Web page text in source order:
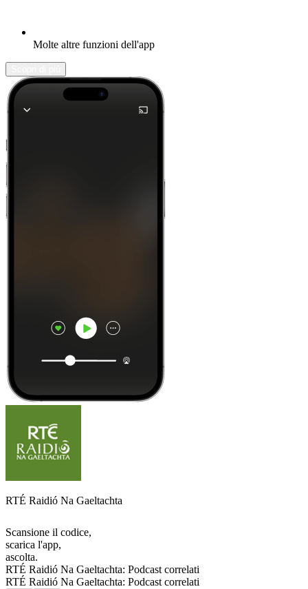
Molte altre funzioni dell'app
RTÉ Raidió Na Gaeltachta
Scansione il codice,
scarica l'app,
ascolta.
RTÉ Raidió Na Gaeltachta: Podcast correlati
RTÉ Raidió Na Gaeltachta: Podcast correlati